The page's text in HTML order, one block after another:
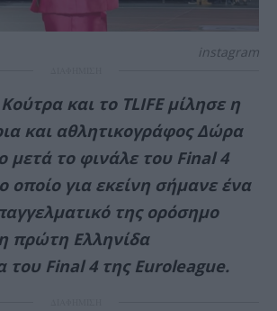
instagram
και το TLIFE μίλησε η
και αθλητικογράφος Δώρα
μετά το φινάλε του Final 4
οποίο για εκείνη σήμανε ένα
της ορόσημο
πρώτη Ελληνίδα
του Final 4 της Euroleague.